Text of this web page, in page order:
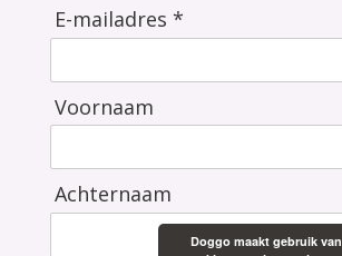
E-mailadres *
Voornaam
Achternaam
Doggo maakt gebruik van